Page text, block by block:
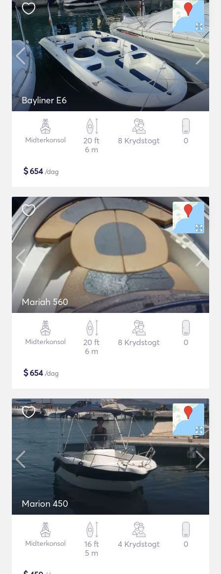
Bayliner E6
Midterkonsol
20 ft
6 m
8 Krydstogt 0
$654/dag
Mariah 560
Midterkonsol
20 ft
6 m
8 Krydstogt 0
$654/dag
Marion 450
Midterkonsol
16 ft
5 m
4 Krydstogt 0